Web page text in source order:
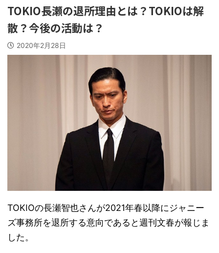
TOKIO長瀬の退所理由とは？TOKIOは解
散？今後の活動は？
2020年2月28日
TOKIOの長瀬智也さんが2021年春以降にジャニー
ズ事務所を退所する意向であると週刊文春が報じま
した。